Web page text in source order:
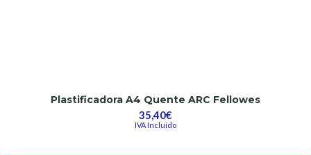
Plastificadora A4 Quente ARC Fellowes
35,40€
IVA Incluído